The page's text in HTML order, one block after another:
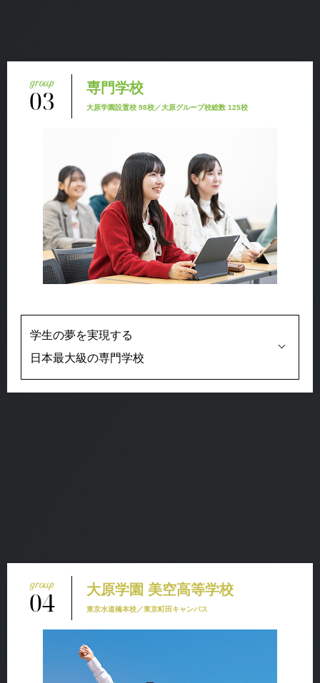
03 専門学校
大原学園設置校 98校／大原グループ校総数 125校
学生の夢を実現する
日本最大級の専門学校
04 大原学園 美空高等学校
東京水道橋本校／東京町田キャンパス